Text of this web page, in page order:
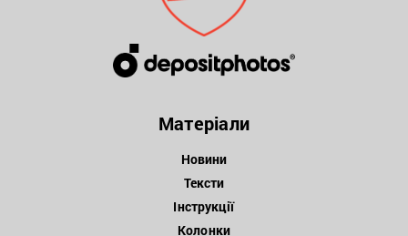
Матеріали
Новини
Тексти
Інструкції
Колонки